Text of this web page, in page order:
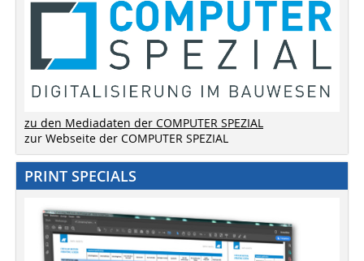
zu den Mediadaten der COMPUTER SPEZIAL
zur Webseite der COMPUTER SPEZIAL
PRINT SPECIALS